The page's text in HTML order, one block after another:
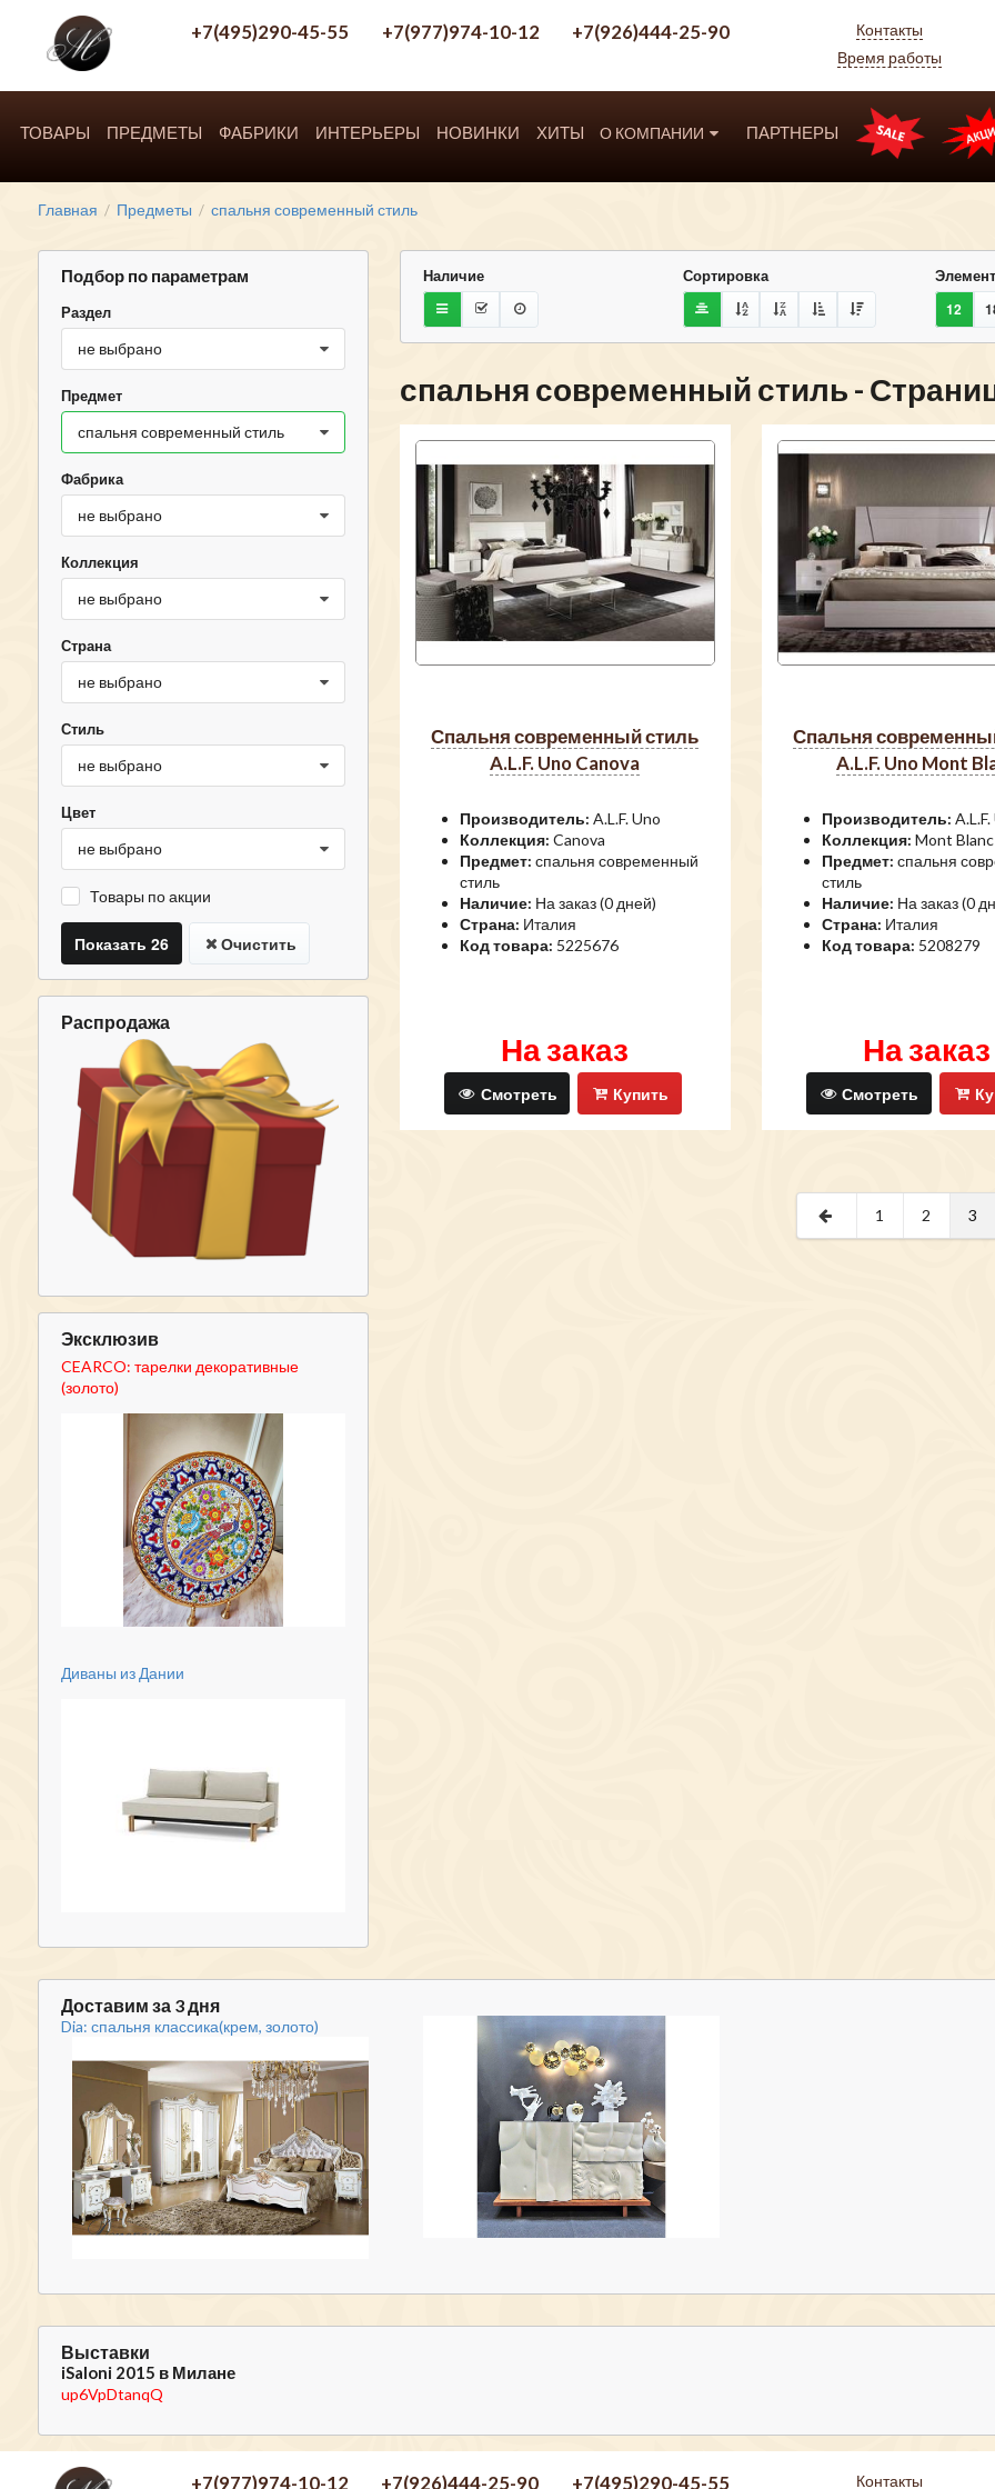
+7(495)290-45-55 +7(977)974-10-12 +7(926)444-25-90
Контакты
Время работы
ТОВАРЫ ПРЕДМЕТЫ ФАБРИКИ ИНТЕРЬЕРЫ НОВИНКИ ХИТЫ О КОМПАНИИ ПАРТНЕРЫ
Главная / Предметы / спальня современный стиль
Подбор по параметрам
Раздел
не выбрано
Предмет
спальня современный стиль
Фабрика
не выбрано
Коллекция
не выбрано
Страна
не выбрано
Стиль
не выбрано
Цвет
не выбрано
Товары по акции
Показать 26 Очистить
Распродажа
Эксклюзив
CEARCO: тарелки декоративные
(золото)
Диваны из Дании
Наличие Сортировка
12
спальня современный стиль -
спальня современный стиль
A.L.F. Uno Canova
Производитель: A.L.F. Uno
Коллекция: Canova
Предмет: спальня современный
стиль
Наличие: На заказ (0 дней)
Страна: Италия
Код товара: 5225676
На заказ
Смотреть Купить
спальня современный стиль
A.L.F. Uno Mont
Производитель:
Коллекция: Mont Blanc
Предмет: спальня
стиль
Наличие: На заказ (0
Страна: Италия
Код товара: 5208279
На заказ
Смотреть
1 2 3
Доставим за 3 дня
Dia: спальня классика(крем, золото)
Выставки
iSaloni 2015 в Милане
up6VpDtanqQ
+7(977)974-10-12 +7(926)444-25-90 +7(495)290-45-55 Контакты